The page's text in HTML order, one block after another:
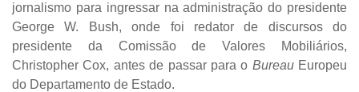
jornalismo para ingressar na administração do presidente
George W. Bush, onde foi redator de discursos do
presidente da Comissão de Valores Mobiliários,
Christopher Cox, antes de passar para o BureauEuropeu
do Departamento de Estado.